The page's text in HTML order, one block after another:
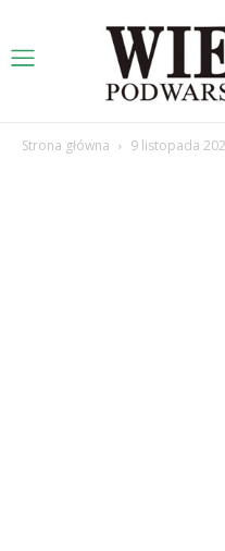
Strona główna 9 listopada